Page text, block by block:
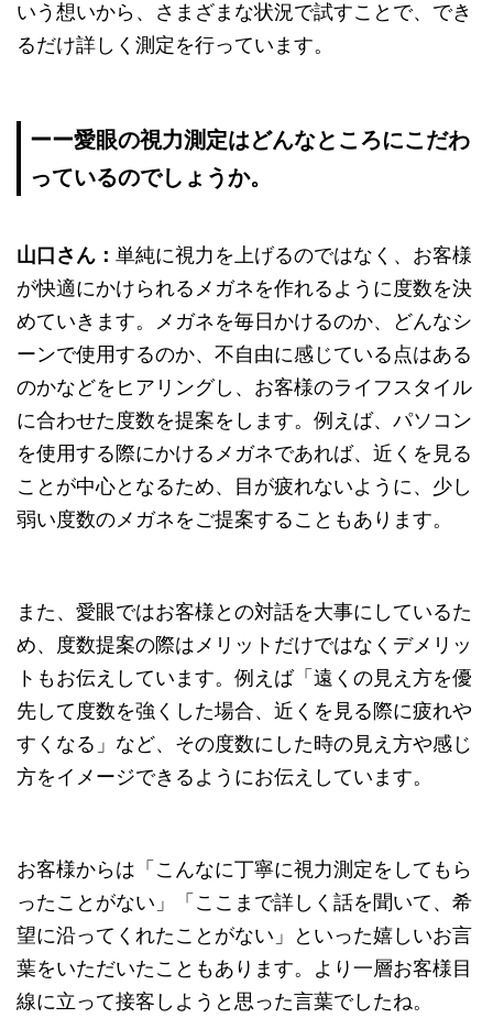
いう想いから、さまざまな状況で試すことで、でき
るだけ詳しく測定を行っています。
ーー愛眼の視力測定はどんなところにこだわ
っているのでしょうか。
山口さん： 単純に視力を上げるのではなく、お客様
が快適にかけられるメガネを作れるように度数を決
めていきます。メガネを毎日かけるのか、どんなシ
ーンで使用するのか、不自由に感じている点はある
のかなどをヒアリングし、お客様のライフスタイル
に合わせた度数を提案をします。例えば、パソコン
を使用する際にかけるメガネであれば、近くを見る
ことが中心となるため、目が疲れないように、少し
弱い度数のメガネをご提案することもあります。
また、愛眼ではお客様との対話を大事にしているた
め、度数提案の際はメリットだけではなくデメリッ
トもお伝えしています。例えば「遠くの見え方を優
先して度数を強くした場合、近くを見る際に疲れや
すくなる」など、その度数にした時の見え方や感じ
方をイメージできるようにお伝えしています。
お客様からは「こんなに丁寧に視力測定をしてもら
ったことがない」「ここまで詳しく話を聞いて、希
望に沿ってくれたことがない」といった嬉しいお言
葉をいただいたこともあります。より一層お客様目
線に立って接客しようと思った言葉でしたね。